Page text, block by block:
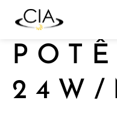
24W/